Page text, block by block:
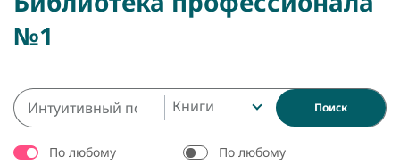
№1
Книги Поиск
По любому
По любому